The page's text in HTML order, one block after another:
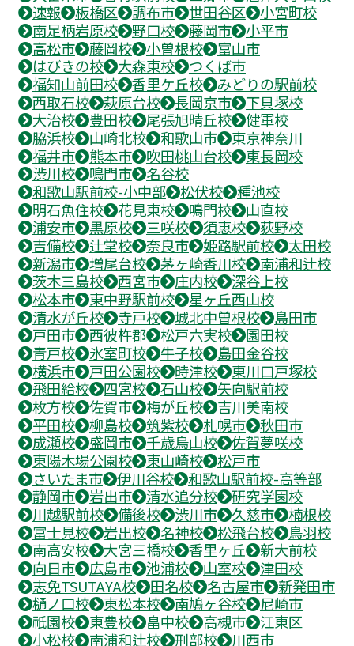
速報
板橋区 調布市 世田谷区
小宮町校
南足柄岩原校
野口校 藤岡市
小平市
高松市
藤岡校 小曽根校
富山市
はびきの校
大森東校
つくば市
福知山前田校
香里ケ丘校
みどりの駅前校
西取石校
萩原台校 長岡京市
下貝塚校
大治校
豊田校 尾張旭晴丘校
健軍校
脇浜校
山崎北校 和歌山市
東京神奈川
福井市
熊本市 吹田桃山台校
東長岡校
渋川校
鳴門市
名谷校
和歌山駅前校-小中部
松伏校
種池校
明石魚住校
花見東校 鳴門校
山直校
浦安市
黒原校 三咲校 須恵校
荻野校
吉備校
辻堂校 奈良市 姫路駅前校
太田校
新潟市
増尾台校 茅ヶ崎香川校
南浦和辻校
茨木三島校
西宮市 庄内校
深谷上校
松本市
東中野駅前校
星ヶ丘西山校
清水が丘校
寺戸校 城北中曽根校
島田市
戸田市
西彼杵郡 松戸六実校
園田校
青戸校
氷室町校 牛子校
島田金谷校
横浜市
戸田公園校 時津校
東川口戸塚校
飛田給校
四宮校 石山校
矢向駅前校
枚方校
佐賀市 梅が丘校
吉川美南校
平田校
柳島校 筑紫校 札幌市
秋田市
成瀬校
盛岡市 千歳烏山校
佐賀夢咲校
東陽木場公園校
東山崎校
松戸市
さいたま市
伊川谷校
和歌山駅前校-高等部
静岡市
岩出市 清水追分校
研究学園校
川越駅前校
備後校 渋川市 久慈市
楠根校
富士見校
岩出校 名神校 松飛台校
鳥羽校
南高安校
大宮三橋校 香里ヶ丘
新大前校
向日市
広島市 池浦校 山室校
津田校
志免TSUTAYA校
田名校 名古屋市
新発田市
樋ノ口校
東松本校 南鳩ヶ谷校
尼崎市
祇園校
東豊校 畠中校 高槻市
江東区
小松校
南浦和辻校 刑部校
川西市